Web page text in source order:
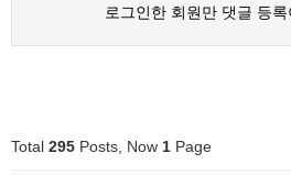
로그인한 회원만 댓글 등록
Total 295 Posts, Now 1 Page